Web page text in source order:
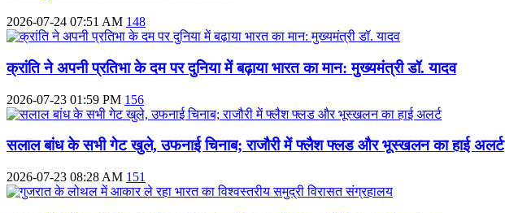
2026-07-24 07:51 AM 148
क्रांति ने अपनी प्रतिभा के दम पर दुनिया में बढ़ाया भारत का मान: मुख्यमंत्री डॉ. यादव
2026-07-23 01:59 PM 156
सलाल बांध के सभी गेट खुले, उफनाई चिनाब; राजौरी में फ्लैश फ्लड और भूस्खलन का हाई अलर्ट
2026-07-23 08:28 AM 151